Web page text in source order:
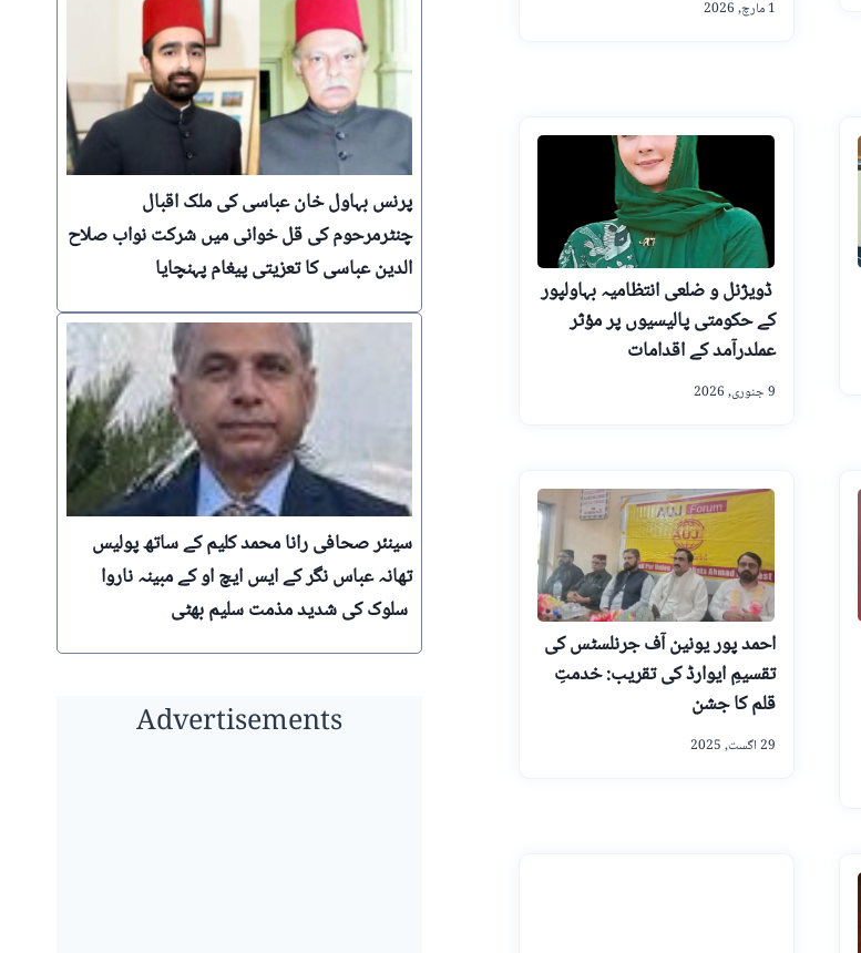
1 مارچ, 2026
ڈویژنل و ضلعی انتظامیہ بہاولپور
کے حکومتی پالیسیوں پر مؤثر
عملدرآمد کے اقدامات
9 جنوری, 2026
احمد پور یونین آف جرنلسٹس کی
تقسیمِ ایوارڈ کی تقریب: خدمتِ
قلم کا جشن
29 اگست, 2025
پرنس بہاول خان عباسی کی ملک اقبال
چنٹرمرحوم کی قل خوانی میں شرکت نواب صلاح
الدین عباسی کا تعزیتی پیغام پہنچایا
تھانہ عباس نگر کے ایس ایچ او کے مبینہ ناروا
سلوک کی شدید مذمت سلیم بھٹی
Advertisements